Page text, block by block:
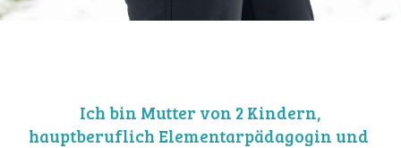
Ich bin Mutter von 2 Kindern,
hauptberuflich Elementarpädagogin und